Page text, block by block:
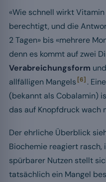
«Wie schnell wirkt Vitamin
berechtigt, und die
2 Tagen» bis «mehrere
denn es kommt auf zwei
Verabreichungsform
allfälligen Mangels [6] .
(bekannt als Cobalamin)
das auf Knopfdruck wach
Der ehrliche Überblick
Biochemie reagiert rasch,
spürbarer Nutzen stellt
tatsächlich ein Mangel